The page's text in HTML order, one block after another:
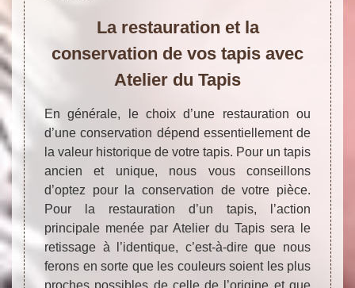
La restauration et la
conservation de vos tapis avec
Atelier du Tapis
En générale, le choix d’une restauration ou
d’une conservation dépend essentiellement de
la valeur historique de votre tapis. Pour un tapis
ancien et unique, nous vous conseillons
d’optez pour la conservation de votre pièce.
Pour la restauration d’un tapis, l’action
principale menée par Atelier du Tapis sera le
retissage à l’identique, c’est-à-dire que nous
ferons en sorte que les couleurs soient les plus
proches possibles de celle de l’origine et que